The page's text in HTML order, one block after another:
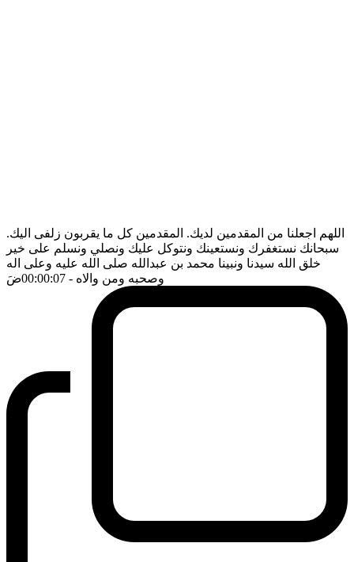
اللهم اجعلنا من المقدمين لديك. المقدمين كل ما يقربون زلفى اليك.
سبحانك نستغفرك ونستعينك ونتوكل عليك ونصلي ونسلم على خير
خلق الله سيدنا ونبينا محمد بن عبدالله صلى الله عليه وعلى اله
وصحبه ومن والاه - 00:00:07 ضَ